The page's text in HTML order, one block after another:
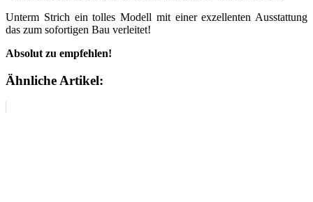
Unterm Strich ein tolles Modell mit einer exzellenten Ausstattung
das zum sofortigen Bau verleitet!
Absolut zu empfehlen!
Ähnliche Artikel: